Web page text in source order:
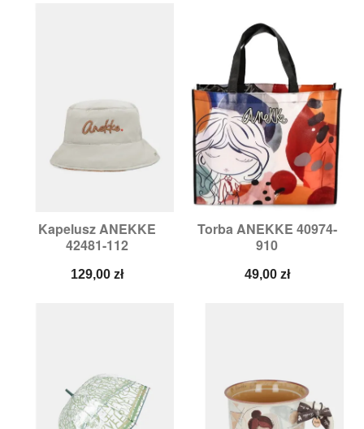
Kapelusz ANEKKE
42481-112
Cena
129,00 zł
Torba ANEKKE 40974-
910
Cena
49,00 zł